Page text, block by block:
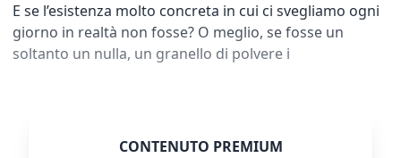
E se l’esistenza molto concreta in cui ci svegliamo ogni
giorno in realtà non fosse? O meglio, se fosse un
soltanto un nulla, un granello di polvere i
CONTENUTO PREMIUM